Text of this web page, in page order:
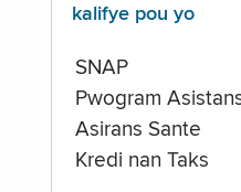
kalifye pou yo
SNAP
Pwogram
Asirans Sante
Kredi nan Taks